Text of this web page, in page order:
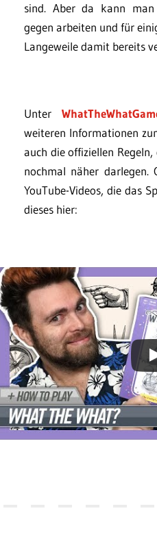
sind. Aber da kann
gegen arbeiten und für
Langeweile damit bereits
Unter
weiteren Informationen
auch die offiziellen
nochmal näher darlegen.
YouTube-Videos, die das
dieses hier: